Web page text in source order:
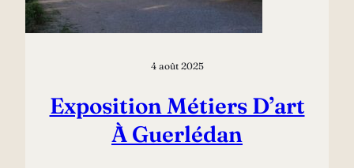
4 août 2025
Exposition Métiers D’art
À Guerlédan